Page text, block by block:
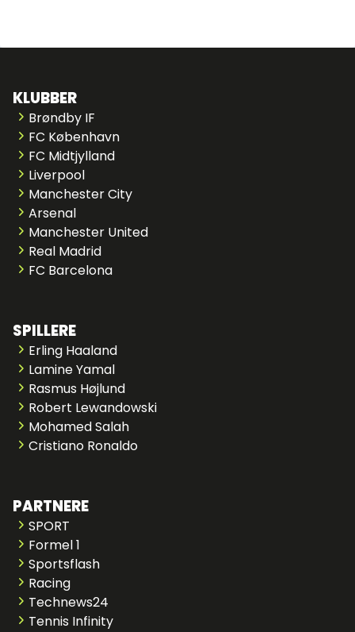
KLUBBER
Brøndby IF
FC København
FC Midtjylland
Liverpool
Manchester City
Arsenal
Manchester United
Real Madrid
FC Barcelona
SPILLERE
Erling Haaland
Lamine Yamal
Rasmus Højlund
Robert Lewandowski
Mohamed Salah
Cristiano Ronaldo
PARTNERE
SPORT
Formel 1
Sportsflash
Racing
Technews24
Tennis Infinity